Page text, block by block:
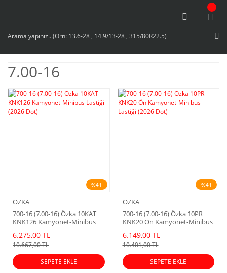
7.00-16
%41
ÖZKA
700-16 (7.00-16) Özka 10KAT
KNK126 Kamyonet-Minibüs
6.275,00 TL
10.667,00 TL
SEPETE EKLE
%41
ÖZKA
700-16 (7.00-16) Özka 10PR
KNK20 Ön Kamyonet-Minibüs
6.149,00 TL
10.401,00 TL
SEPETE EKLE